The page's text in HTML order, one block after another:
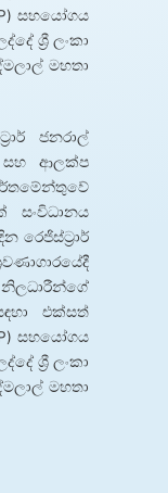
සහයෝගය
ශ්‍රී ලංකා
මහතා
ජනරාල්
සහ ආලක්ප
සංවිධානය
රෙජිස්ට්‍රාර්
නිලධාරීන්ගේ
එක්සත්
සහයෝගය
ශ්‍රී ලංකා
මහතා